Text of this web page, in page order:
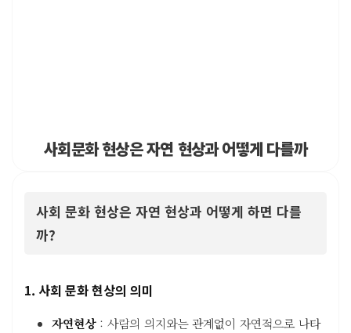
사회문화 현상은 자연 현상과 어떻게 다를까
사회 문화 현상은 자연 현상과 어떻게 하면 다를
까?
1. 사회 문화 현상의 의미
자연현상: 사람의 의지와는 관계없이 자연적으로 나타